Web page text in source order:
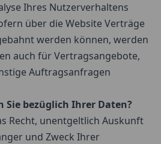
Ihres Nutzerverhaltens
über die Website Verträge
werden können, werden
auch für Vertragsangebote,
Auftragsanfragen
Sie bezüglich Ihrer Daten?
Recht, unentgeltlich Auskunft
und Zweck Ihrer